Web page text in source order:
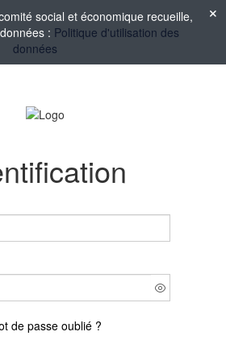
social et économique recueille,
: Politique d'utilisation des
données
de passe oublié ?